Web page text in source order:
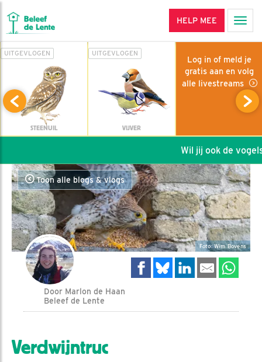
HELP MEE
UITGEVLOGEN
STEENUIL
UITGEVLOGEN
VIJVER
Log in of meld je
gratis aan en volg
alle livestreams
Wil jij ook de
Toon alle blogs & vlogs
Foto: Wim Bovens
Door Marlon de Haan
Beleef de Lente
Verdwijntruc